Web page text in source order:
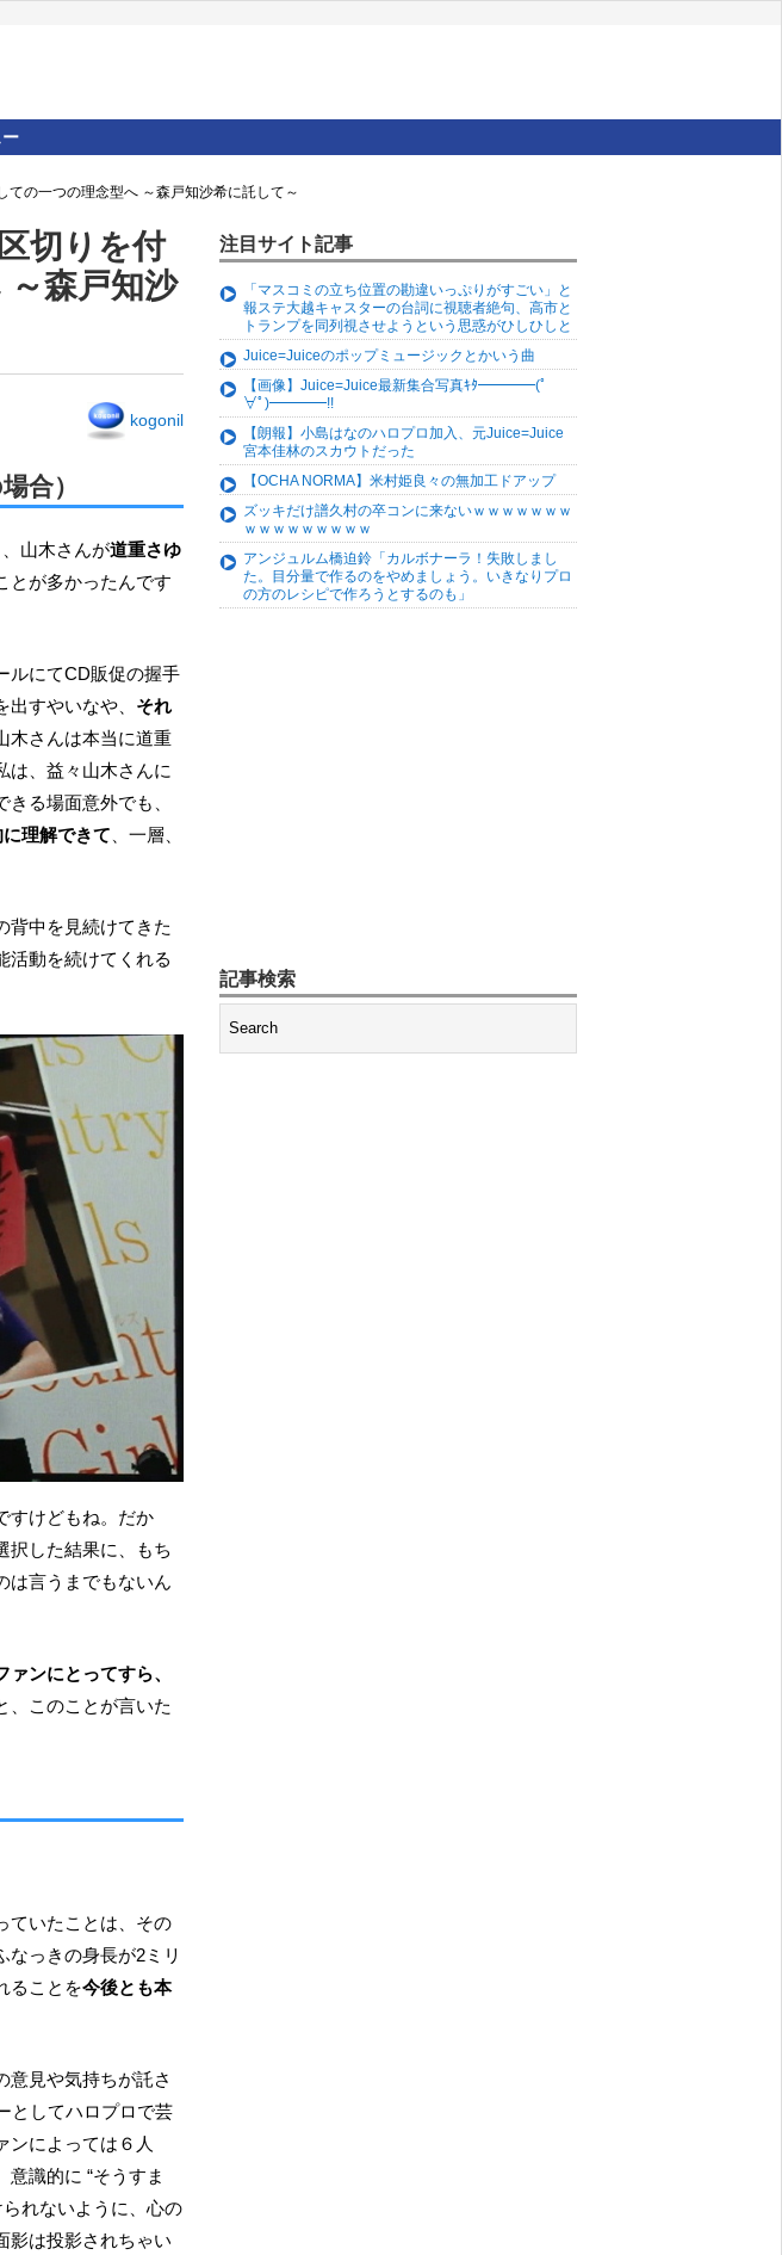
の一つの理念型へ ～森戸知沙希に託して～
切りを付
森戸知沙
kogonil
合）
山木さんが道重さゆ
とが多かったんです
すやいなや、 それ
木さんは本当に道重
は、益々山木さんに
る場面意外でも、
理解できて 、一層、
活動を続けてくれる
すけどもね。だか
択した結果に、もち
は言うまでもないん
ンにとってすら、
、このことが言いた
ていたことは、その
なっきの身長が2ミリ
ることを今後とも本
としてハロプロで芸
ンによっては６人
識的に “そうすま
れないように、心の
影は投影されちゃい
注目サイト記事
「マスコミの立ち位置の勘違いっぷりがすごい」と
報ステ大越キャスターの台詞に視聴者絶句、高市と
トランプを同列視させようという思惑がひしひしと
Juice=Juiceのポップミュージックとかいう曲
【画像】Juice=Juice最新集合写真ｷﾀ━━━━(ﾟ
∀ﾟ)━━━━!!
【朗報】小島はなのハロプロ加入、元Juice=Juice
宮本佳林のスカウトだった
【OCHA NORMA】米村姫良々の無加工ドアップ
ズッキだけ譜久村の卒コンに来ないｗｗｗｗｗｗｗ
ｗｗｗｗｗｗｗｗｗ
アンジュルム橋迫鈴「カルボナーラ！失敗しまし
た。目分量で作るのをやめましょう。いきなりプロ
の方のレシピで作ろうとするのも」
記事検索